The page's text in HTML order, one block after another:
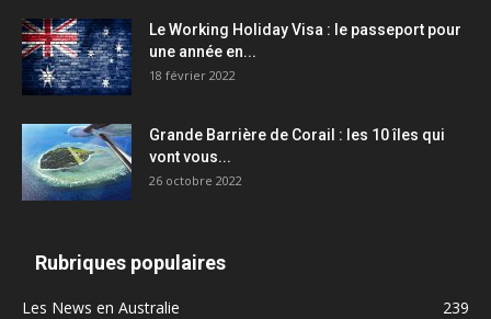
Le Working Holiday Visa : le passeport pour
une année en...
18 février 2022
Grande Barrière de Corail : les 10 îles qui
vont vous...
26 octobre 2022
Rubriques populaires
Les News en Australie
239